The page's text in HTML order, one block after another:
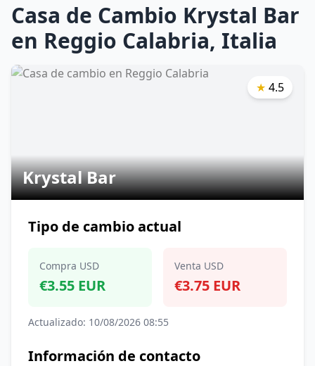
Casa de Cambio Krystal Bar
en Reggio Calabria, Italia
Krystal Bar
★ 4.5
Tipo de cambio actual
Compra USD
€3.55 EUR
Venta USD
€3.75 EUR
Actualizado: 10/08/2026 08:55
Información de contacto